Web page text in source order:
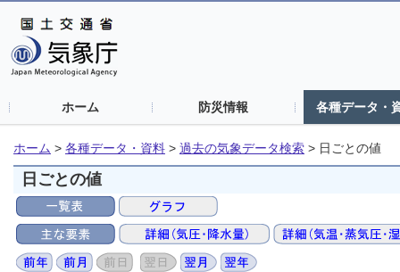
ホーム 防災情報 各種データ・
ホーム > 各種データ・資料 > 過去の気象データ検索 > 日ごとの値
日ごとの値